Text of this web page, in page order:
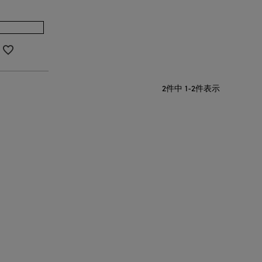
2件中 1-2件表示